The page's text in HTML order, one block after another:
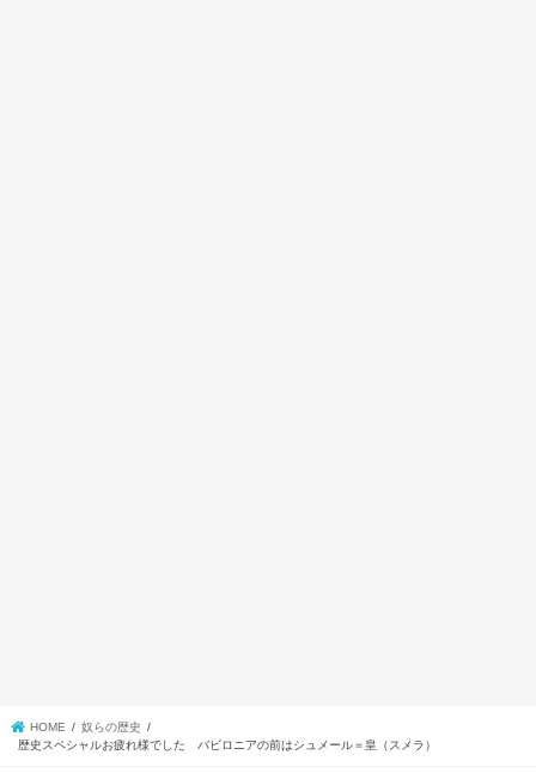
HOME
奴らの歴史
歴史スペシャルお疲れ様でした バビロニアの前はシュメール＝皇（スメラ）